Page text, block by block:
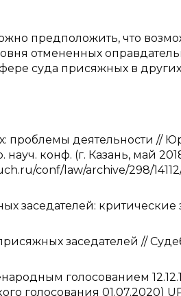
предположить, что
отмененных
суда присяжных в
проблемы деятельности //
конф. (г. Казань, май
conf/law/archive/298/
заседателей: критические
заседателей //
голосованием
голосования 01.07.2020)